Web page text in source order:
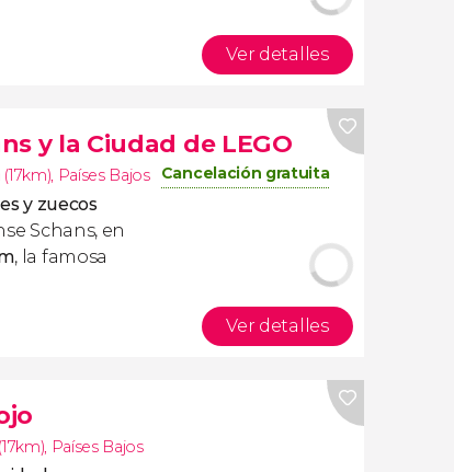
Ver detalles
y la Ciudad de LEGO
, Países Bajos Cancelación gratuita
y zuecos
Schans, en
, la famosa
Ver detalles
, Países Bajos